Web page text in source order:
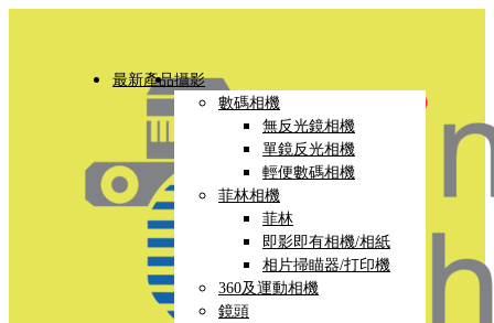
最新產品攝影
數碼相機
無反光鏡相機
單鏡反光相機
輕便數碼相機
菲林相機
菲林
即影即有相機/相紙
相片掃瞄器/打印機
360及運動相機
鏡頭